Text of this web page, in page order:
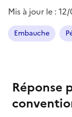
Mis à jour le :
Embauche
Réponse